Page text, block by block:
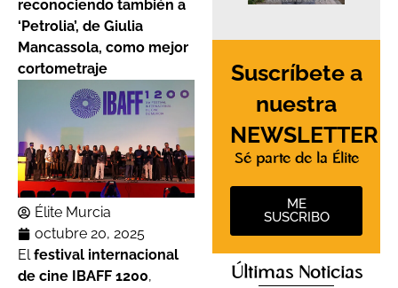
reconociendo también a
‘Petrolia’, de Giulia
Mancassola, como mejor
cortometraje
Élite Murcia
octubre 20, 2025
Elfestival internacional
de cine IBAFF 1200,
Suscríbete a
nuestra
NEWSLETTER
Sé parte de la Élite
ME
SUSCRIBO
Últimas Noticias